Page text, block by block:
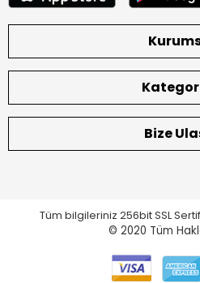
Bize
Tüm bilgileriniz 256bit SSL
© 2020 Tüm